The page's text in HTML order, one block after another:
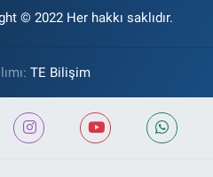
© 2022 Her hakkı saklıdır.
TE Bilişim